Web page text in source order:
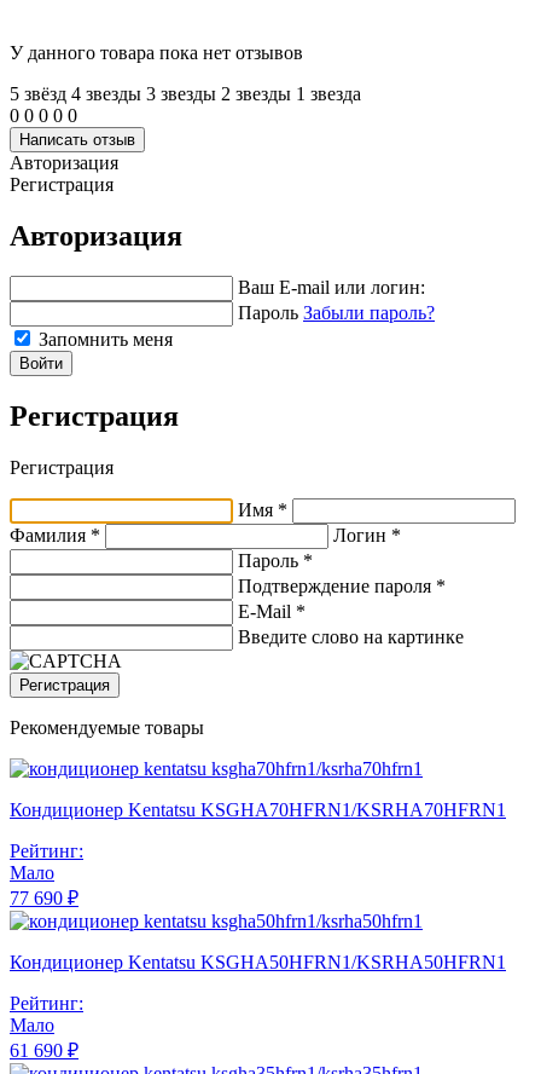
У данного товара пока нет отзывов
5 звёзд 4 звeзды 3 звeзды 2 звeзды 1 звeзда
0 0 0 0 0
Написать отзыв
Авторизация
Регистрация
Авторизация
Ваш E-mail или логин:
Пароль Забыли пароль?
Запомнить меня
Войти
Регистрация
Регистрация
Имя *
Фамилия *
Логин *
Пароль *
Подтверждение пароля *
E-Mail *
Введите слово на картинке
Регистрация
Рекомендуемые товары
Кондиционер Kentatsu KSGHA70HFRN1/KSRHA70HFRN1
Рейтинг:
Мало
77 690 ₽
Кондиционер Kentatsu KSGHA50HFRN1/KSRHA50HFRN1
Рейтинг:
Мало
61 690 ₽